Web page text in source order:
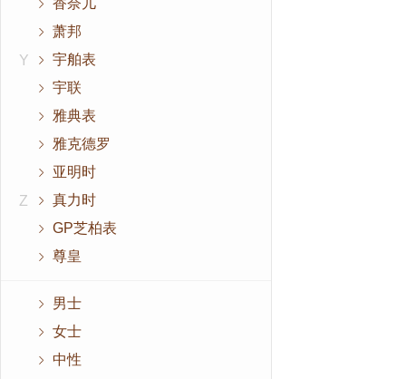
香奈儿
萧邦
Y
宇舶表
宇联
雅典表
雅克德罗
亚明时
Z
真力时
GP芝柏表
尊皇
男士
女士
中性